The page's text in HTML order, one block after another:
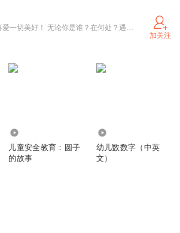
住在爱里！喜爱一切美好！ 无论你是谁？在何处？遇何境？ 其实，你是被爱被宝贝的 2022.6.30凌晨12：03
加关注
儿童安全教育：圆子
的故事
幼儿数数字（中英
文）